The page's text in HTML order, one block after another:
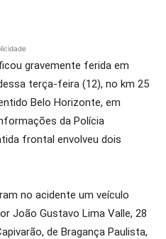
gravemente ferida em
terça-feira (12), no km 25
Belo Horizonte, em
da Polícia
frontal envolveu dois
no acidente um veículo
João Gustavo Lima Valle, 28
de Bragança Paulista,